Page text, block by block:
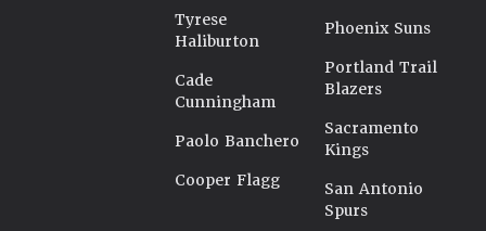
Tyrese
Haliburton
Cade
Cunningham
Paolo Banchero
Cooper Flagg
Phoenix Suns
Portland Trail
Blazers
Sacramento
Kings
San Antonio
Spurs